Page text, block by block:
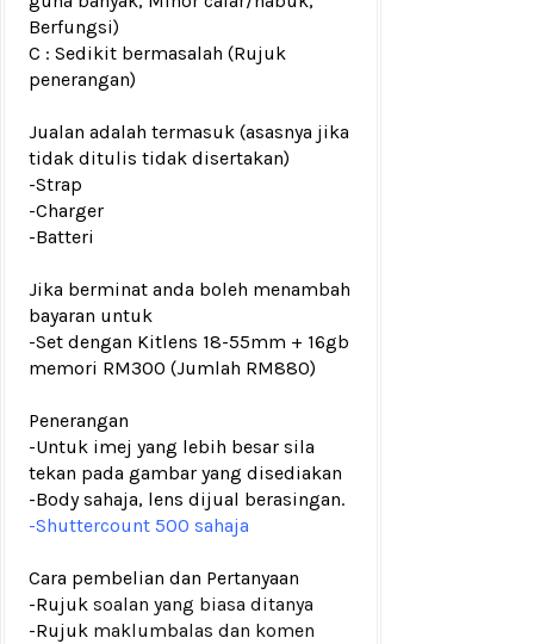
Berfungsi)
C : Sedikit bermasalah (Rujuk
penerangan)
Jualan adalah termasuk (asasnya jika
tidak ditulis tidak disertakan)
-Strap
-Charger
-Batteri
Jika berminat anda boleh menambah
bayaran untuk
-Set dengan Kitlens 18-55mm + 16gb
memori RM300 (Jumlah RM880)
Penerangan
-Untuk imej yang lebih besar sila
tekan pada gambar yang disediakan
-Body sahaja, lens dijual berasingan.
-Shuttercount 500 sahaja
Cara pembelian dan Pertanyaan
-Rujuk soalan yang biasa ditanya
-Rujuk maklumbalas dan komen